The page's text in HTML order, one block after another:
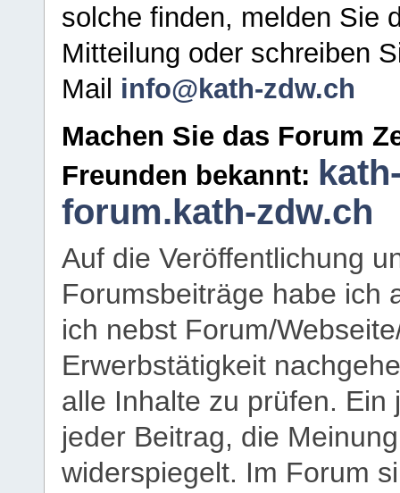
solche finden, melden Sie
Mitteilung oder schreiben
Mail info@kath-zdw.ch
Machen Sie das Forum
Freunden bekannt:
forum.kath-zdw.ch
Auf die Veröffentlichung
Forumsbeiträge habe ich
ich nebst Forum/
Erwerbstätigkeit
alle Inhalte zu prüfen.
jeder Beitrag, die
widerspiegelt. Im Forum